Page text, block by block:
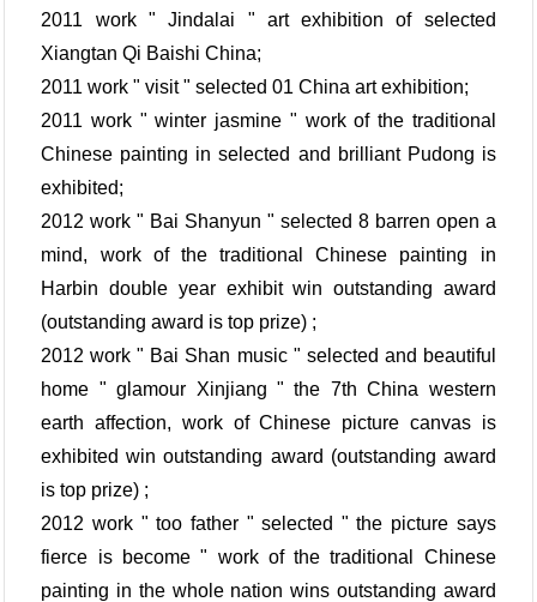
2011 work " Jindalai " art exhibition of selected
Xiangtan Qi Baishi China;
2011 work " visit " selected 01 China art exhibition;
2011 work " winter jasmine " work of the traditional
Chinese painting in selected and brilliant Pudong is
exhibited;
2012 work " Bai Shanyun " selected 8 barren open a
mind, work of the traditional Chinese painting in
Harbin double year exhibit win outstanding award
(outstanding award is top prize) ;
2012 work " Bai Shan music " selected and beautiful
home " glamour Xinjiang " the 7th China western
earth affection, work of Chinese picture canvas is
exhibited win outstanding award (outstanding award
is top prize) ;
2012 work " too father " selected " the picture says
fierce is become " work of the traditional Chinese
painting in the whole nation wins outstanding award